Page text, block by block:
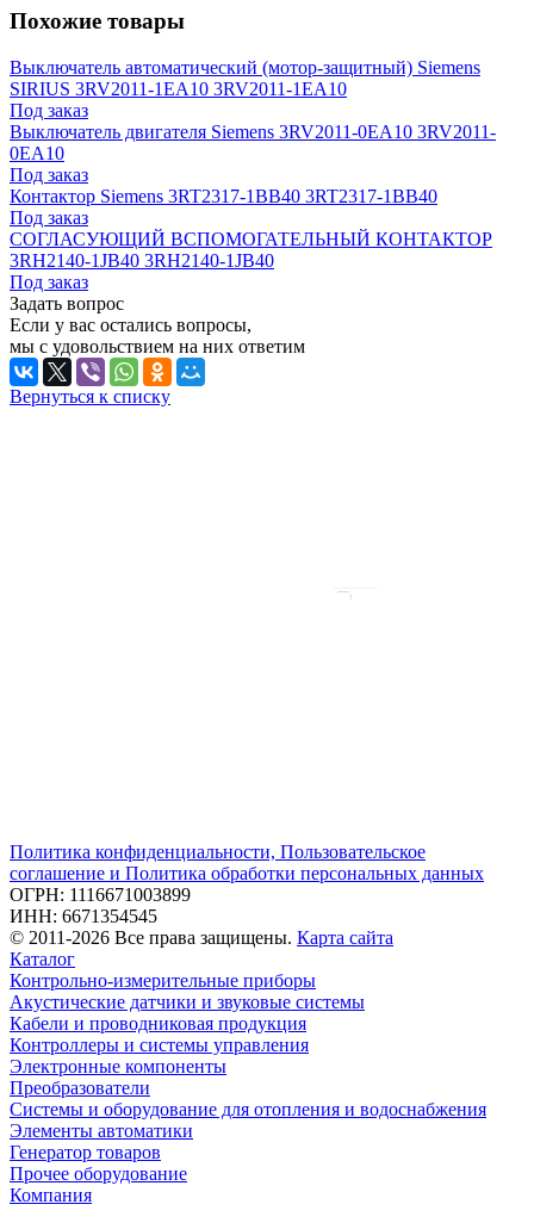
Похожие товары
Выключатель автоматический (мотор-защитный) Siemens
SIRIUS 3RV2011-1EA10 3RV2011-1EA10
Под заказ
Выключатель двигателя Siemens 3RV2011-0EA10 3RV2011-
0EA10
Под заказ
Контактор Siemens 3RT2317-1BB40 3RT2317-1BB40
Под заказ
СОГЛАСУЮЩИЙ ВСПОМОГАТЕЛЬНЫЙ КОНТАКТОР
3RH2140-1JB40 3RH2140-1JB40
Под заказ
Задать вопрос
Если у вас остались вопросы,
мы с удовольствием на них ответим
Вернуться к списку
Политика конфиденциальности, Пользовательское
соглашение и Политика обработки персональных данных
ОГРН: 1116671003899
ИНН: 6671354545
© 2011-2026 Все права защищены. Карта сайта
Каталог
Контрольно-измерительные приборы
Акустические датчики и звуковые системы
Кабели и проводниковая продукция
Контроллеры и системы управления
Электронные компоненты
Преобразователи
Системы и оборудование для отопления и водоснабжения
Элементы автоматики
Генератор товаров
Прочее оборудование
Компания